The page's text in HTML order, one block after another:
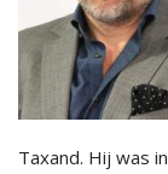
Taxand. Hij was